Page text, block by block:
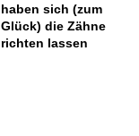
haben sich (zum
Glück) die Zähne
richten lassen